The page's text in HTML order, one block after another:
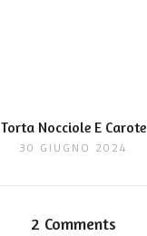
Torta Nocciole E Carote
30 GIUGNO 2024
2 Comments